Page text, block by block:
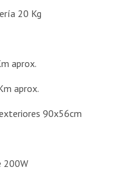
20 Kg
aprox.
aprox.
90x56cm
200W